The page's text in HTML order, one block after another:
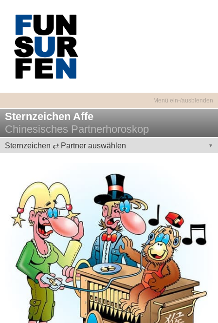
Sternzeichen Affe
Chinesisches Partnerhoroskop
Sternzeichen ⇄ Partner auswählen